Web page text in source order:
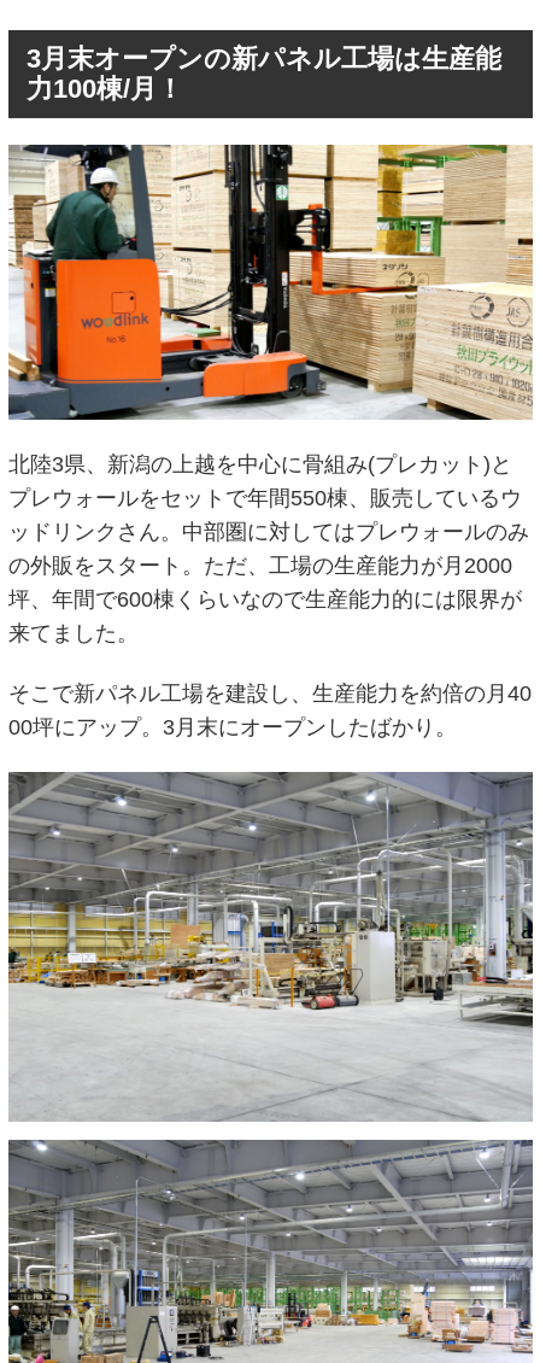
3月末オープンの新パネル工場は生産能
力100棟/月！
北陸3県、新潟の上越を中心に骨組み(プレカット)と
プレウォールをセットで年間550棟、販売しているウ
ッドリンクさん。中部圏に対してはプレウォールのみ
の外販をスタート。ただ、工場の生産能力が月2000
坪、年間で600棟くらいなので生産能力的には限界が
来てました。
そこで新パネル工場を建設し、生産能力を約倍の月40
00坪にアップ。3月末にオープンしたばかり。